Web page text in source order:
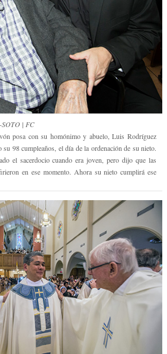
| FC
posa con su homónimo y abuelo, Luis Rodríguez
su 98 cumpleaños, el día de la ordenación de su nieto.
el sacerdocio cuando era joven, pero dijo que las
en ese momento. Ahora su nieto cumplirá ese